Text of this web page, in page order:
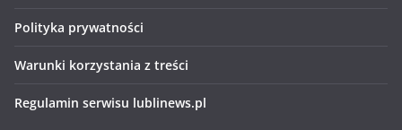
Polityka prywatności
Warunki korzystania z treści
Regulamin serwisu lublinews.pl